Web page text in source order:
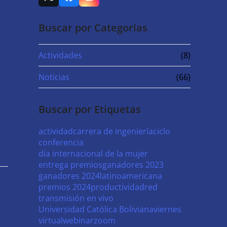
(deprecated)
Buscar por Categorías
Actividades
(8)
Noticias
(66)
Buscar por Etiquetas
actividadcarrera de ingenieríaciclo
conferencia
día internacional de la mujer
entrega premiosganadores 2023
ganadores 2024latinoamericana
premios 2024productividadred
transmisión en vivo
Universidad Católica Bolivianaviernes
virtualwebinarzoom